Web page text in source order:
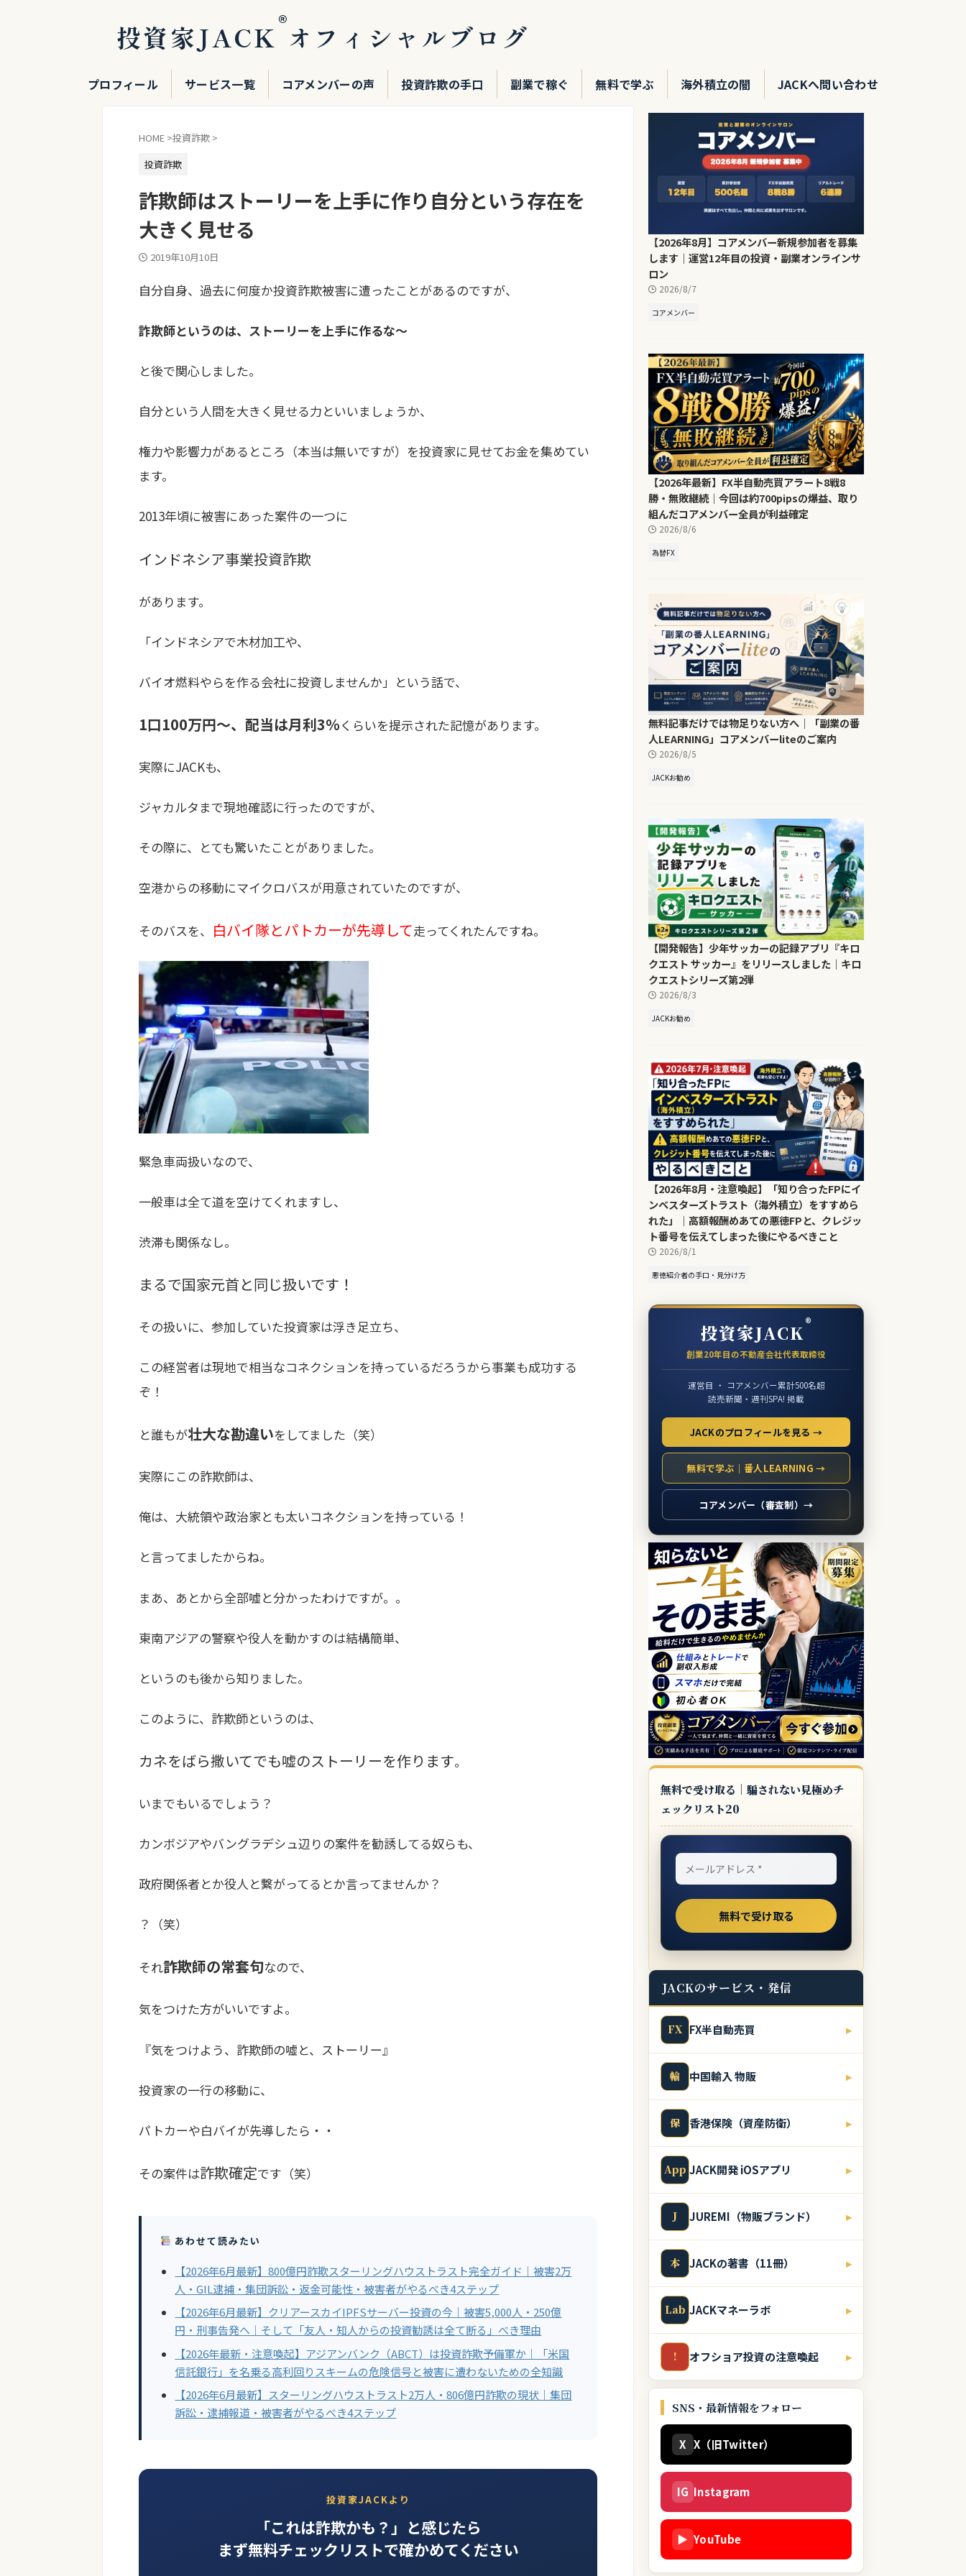
投資家JACK®オフィシャルブログ
プロフィール サービス一覧 コアメンバーの声 投資詐欺の手口 副業で稼ぐ 無料で学ぶ 海外積立の闇 JACKへ問い合わせ
HOME >投資詐欺 >
投資詐欺
詐欺師はストーリーを上手に作り自分という存在を
大きく見せる
2019年10月10日
自分自身、過去に何度か投資詐欺被害に遭ったことがあるのですが、
詐欺師というのは、ストーリーを上手に作るな〜
と後で関心しました。
自分という人間を大きく見せる力といいましょうか、
権力や影響力があるところ（本当は無いですが）を投資家に見せてお金を集めてい
ます。
2013年頃に被害にあった案件の一つに
インドネシア事業投資詐欺
があります。
「インドネシアで木材加工や、
バイオ燃料やらを作る会社に投資しませんか」という話で、
1口100万円〜、配当は月利3％くらいを提示された記憶があります。
実際にJACKも、
ジャカルタまで現地確認に行ったのですが、
その際に、とても驚いたことがありました。
空港からの移動にマイクロバスが用意されていたのですが、
そのバスを、 白バイ隊とパトカーが先導して走ってくれたんですね。
緊急車両扱いなので、
一般車は全て道を空けてくれますし、
渋滞も関係なし。
まるで国家元首と同じ扱いです！
その扱いに、参加していた投資家は浮き足立ち、
この経営者は現地で相当なコネクションを持っているだろうから事業も成功する
ぞ！
と誰もが壮大な勘違いをしてました（笑）
実際にこの詐欺師は、
俺は、大統領や政治家とも太いコネクションを持っている！
と言ってましたからね。
まあ、あとから全部嘘と分かったわけですが。。
東南アジアの警察や役人を動かすのは結構簡単、
というのも後から知りました。
このように、詐欺師というのは、
カネをばら撒いてでも嘘のストーリーを作ります。
いまでもいるでしょう？
カンボジアやバングラデシュ辺りの案件を勧誘してる奴らも、
政府関係者とか役人と繋がってるとか言ってませんか？
？（笑）
それ詐欺師の常套句なので、
気をつけた方がいいですよ。
『気をつけよう、詐欺師の嘘と、ストーリー』
投資家の一行の移動に、
パトカーや白バイが先導したら・・
その案件は詐欺確定です（笑）
あわせて読みたい
【2026年6月最新】800億円詐欺スターリングハウストラスト完全ガイド｜被害2万
人・GIL逮捕・集団訴訟・返金可能性・被害者がやるべき4ステップ
【2026年6月最新】クリアースカイIPFSサーバー投資の今｜被害5,000人・250億
円・刑事告発へ｜そして「友人・知人からの投資勧誘は全て断る」べき理由
【2026年最新・注意喚起】アジアンバンク（ABCT）は投資詐欺予備軍か｜「米国
信託銀行」を名乗る高利回りスキームの危険信号と被害に遭わないための全知識
【2026年6月最新】スターリングハウストラスト2万人・806億円詐欺の現状｜集団
訴訟・逮捕報道・被害者がやるべき4ステップ
投資家JACKより
「これは詐欺かも？」と感じたら
まず無料チェックリストで確かめてください
【2026年8月】コアメンバー新規参加者を募集
します｜運営12年目の投資・副業オンラインサ
ロン
2026/8/7
コアメンバー
【2026年最新】FX半自動売買アラート8戦8
勝・無敗継続｜今回は約700pipsの爆益、取り
組んだコアメンバー全員が利益確定
2026/8/6
為替FX
無料記事だけでは物足りない方へ｜「副業の番
人LEARNING」コアメンバーliteのご案内
2026/8/5
JACKお勧め
【開発報告】少年サッカーの記録アプリ『キロ
クエスト サッカー』をリリースしました｜キロ
クエストシリーズ第2弾
2026/8/3
JACKお勧め
【2026年8月・注意喚起】「知り合ったFPにイ
ンベスターズトラスト（海外積立）をすすめら
れた」｜高額報酬めあての悪徳FPと、クレジッ
ト番号を伝えてしまった後にやるべきこと
2026/8/1
悪徳紹介者の手口・見分け方
投資家JACK®
創業20年目の不動産会社代表取締役
運営目 ・ コアメンバー累計500名超
読売新聞・週刊SPA! 掲載
JACKのプロフィールを見る →
無料で学ぶ｜番人LEARNING →
コアメンバー（審査制）→
無料で受け取る｜騙されない見極めチ
ェックリスト20
JACKのサービス・発信
FX FX半自動売買 ▸
輸 中国輸入 物販 ▸
保 香港保険（資産防衛） ▸
App JACK開発 iOSアプリ ▸
J JUREMI（物販ブランド） ▸
本 JACKの著書（11冊） ▸
Lab JACKマネーラボ ▸
! オフショア投資の注意喚起 ▸
SNS・最新情報をフォロー
X X（旧Twitter）
IG Instagram
▶ YouTube